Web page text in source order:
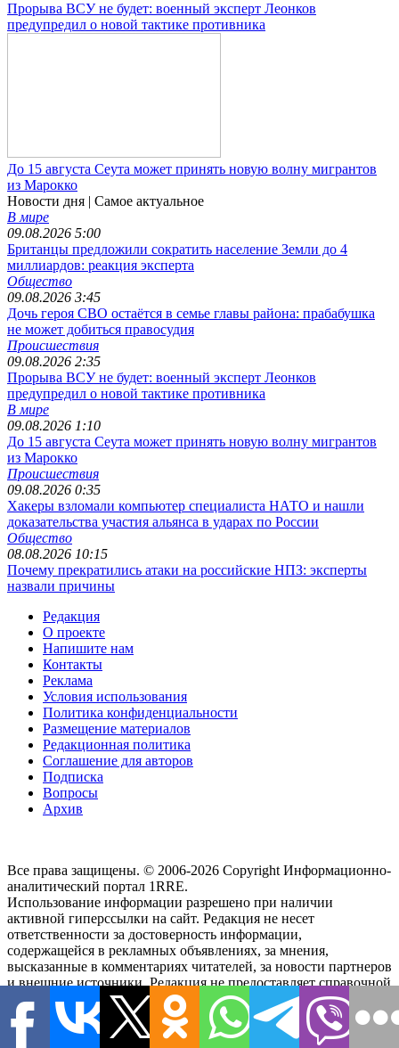
Прорыва ВСУ не будет: военный эксперт Леонков
предупредил о новой тактике противника
До 15 августа Сеута может принять новую волну мигрантов
из Марокко
Новости дня | Самое актуальное
В мире
09.08.2026 5:00
Британцы предложили сократить население Земли до 4
миллиардов: реакция эксперта
Общество
09.08.2026 3:45
Дочь героя СВО остаётся в семье главы района: прабабушка
не может добиться правосудия
Происшествия
09.08.2026 2:35
Прорыва ВСУ не будет: военный эксперт Леонков
предупредил о новой тактике противника
В мире
09.08.2026 1:10
До 15 августа Сеута может принять новую волну мигрантов
из Марокко
Происшествия
09.08.2026 0:35
Хакеры взломали компьютер специалиста НАТО и нашли
доказательства участия альянса в ударах по России
Общество
08.08.2026 10:15
Почему прекратились атаки на российские НПЗ: эксперты
назвали причины
Редакция
О проекте
Напишите нам
Контакты
Реклама
Условия использования
Политика конфиденциальности
Размещение материалов
Редакционная политика
Соглашение для авторов
Подписка
Вопросы
Архив
Все права защищены. © 2006-2026 Copyright Информационно-
аналитический портал 1RRE.
Использование информации разрешено при наличии
активной гиперссылки на сайт. Редакция не несет
ответственности за достоверность информации,
содержащейся в рекламных объявлениях, за мнения,
высказанные в комментариях читателей, за новости партнеров
и внешние источники. Редакция не предоставляет справочной
информации.
Наш адрес:
район Тверской, Новослободская улица, 36/1
,
103066, м. Менделеевская,-Россия, г.Москва,Тел. +7(495)21-